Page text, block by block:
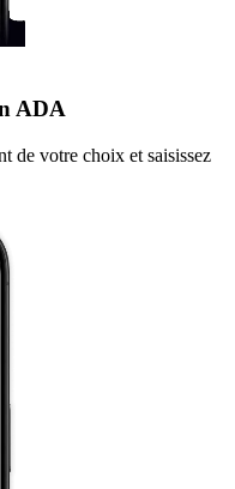
ADA
de votre choix et saisissez